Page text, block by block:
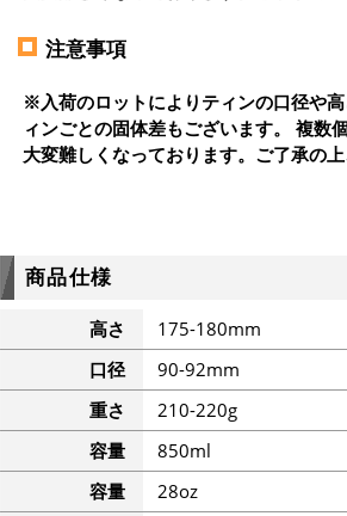
注意事項
※入荷のロットによりティンの口径や
ィンごとの固体差もございます。 複数
大変難しくなっております。ご了承の上
商品仕様
高さ
175-180mm
口径
90-92mm
重さ
210-220g
容量
850ml
容量
28oz